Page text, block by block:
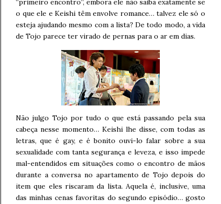
“primeiro encontro”, embora ele não saiba exatamente se
o que ele e Keishi têm envolve romance… talvez ele só o
esteja ajudando mesmo com a lista? De todo modo, a vida
de Tojo parece ter virado de pernas para o ar em dias.
Não julgo Tojo por tudo o que está passando pela sua
cabeça nesse momento… Keishi lhe disse, com todas as
letras, que é gay, e é bonito ouvi-lo falar sobre a sua
sexualidade com tanta segurança e leveza, e isso impede
mal-entendidos em situações como o encontro de mãos
durante a conversa no apartamento de Tojo depois do
item que eles riscaram da lista. Aquela é, inclusive, uma
das minhas cenas favoritas do segundo episódio… gosto